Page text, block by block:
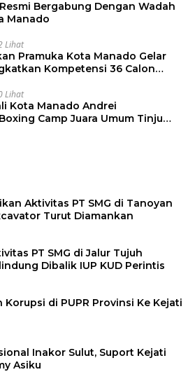
Bergabung Dengan Wadah
Manado
Lihat
Pramuka Kota Manado Gelar
Kompetensi 36 Calon
Lihat
Kota Manado Andrei
Camp Juara Umum Tinju
Aktivitas PT SMG di Tanoyan
Turut Diamankan
PT SMG di Jalur Tujuh
Dibalik IUP KUD Perintis
di PUPR Provinsi Ke Kejati
Inakor Sulut, Suport Kejati
Asiku